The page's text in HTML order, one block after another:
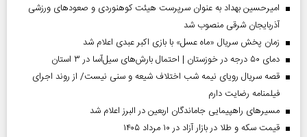
امیرحسین بهداد به عنوان سرپرست هیئت کوهنوردی و صعودهای ورزشی
آذربایجان شرقی منصوب شد
زمان پخش سریال «ماه عسل» با بازی اکبر عبدی اعلام شد
دمای ۵۰ درجه در خوزستان | احتمال بارش‌های سیل‌آسا در ۳ استان
قصه سریال رویای نیمه شب اختلاف شیعه و سنی نیست/ از روند اجرای
فیلمنامه رضایت دارم
مسیر‌های راهپیمایی جاماندگان اربعین در البرز اعلام شد
قیمت سکه و طلا در بازار آزاد در ۱۰ مرداد ۱۴۰۵